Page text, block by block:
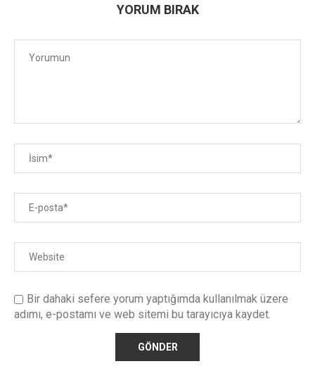
YORUM BIRAK
Bir dahaki sefere yorum yaptığımda kullanılmak üzere
adımı, e-postamı ve web sitemi bu tarayıcıya kaydet.